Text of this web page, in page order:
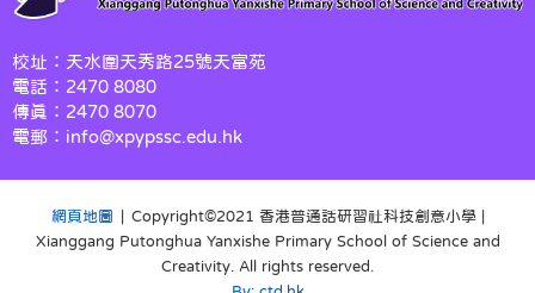
校址：天水圍天秀路25號天富苑
電話：2470 8080
傳真：2470 8070
電郵：info@xpypssc.edu.hk
網頁地圖 | Copyright©️2021 香港普通話研習社科技創意小學 |
Xianggang Putonghua Yanxishe Primary School of Science and
Creativity. All rights reserved.